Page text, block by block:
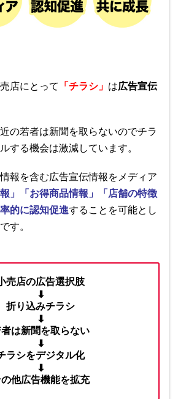
店にとって 「チラシ」 は広告宣伝
の若者は新聞を取らないのでチラ
する機会は激減しています。
報を含む広告宣伝情報をメディア
報」「お得商品情報」「店舗の特徴
的に認知促進することを可能とし
す。
売店の広告選択肢
⬇︎
折り込みチラシ
⬇︎
は新聞を取らない
⬇︎
ラシをデジタル化
⬇︎
の他広告機能を拡充